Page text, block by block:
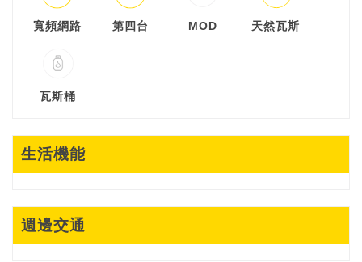
寬頻網路 第四台 MOD 天然瓦斯
瓦斯桶
生活機能
週邊交通